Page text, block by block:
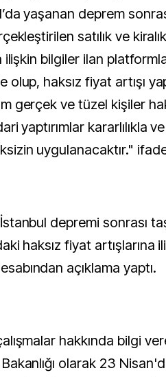
yaşanan deprem
satılık ve
ilişkin bilgiler ilan
olup, haksız fiyat artışı
gerçek ve tüzel kişiler
yaptırımlar kararlılıkla ve
uygulanacaktır."
depremi sonrası
haksız fiyat artışlarına
açıklama yaptı.
hakkında bilgi
olarak 23